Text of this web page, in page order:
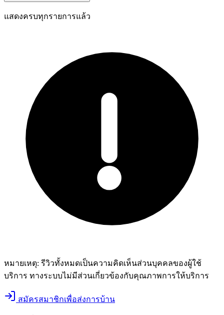
แสดงครบทุกรายการแล้ว
หมายเหตุ: รีวิวทั้งหมดเป็นความคิดเห็นส่วนบุคคลของผู้ใช้
บริการ ทางระบบไม่มีส่วนเกี่ยวข้องกับคุณภาพการให้บริการ
สมัครสมาชิกเพื่อส่งการบ้าน